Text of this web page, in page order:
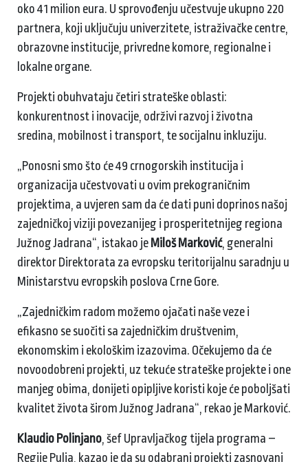
oko 41 milion eura. U sprovođenju učestvuje ukupno 220
partnera, koji uključuju univerzitete, istraživačke centre,
obrazovne institucije, privredne komore, regionalne i
lokalne organe.
Projekti obuhvataju četiri strateške oblasti:
konkurentnost i inovacije, održivi razvoj i životna
sredina, mobilnost i transport, te socijalnu inkluziju.
„Ponosni smo što će 49 crnogorskih institucija i
organizacija učestvovati u ovim prekograničnim
projektima, a uvjeren sam da će dati puni doprinos našoj
zajedničkoj viziji povezanijeg i prosperitetnijeg regiona
Južnog Jadrana“, istakao je Miloš Marković, generalni
direktor Direktorata za evropsku teritorijalnu saradnju u
Ministarstvu evropskih poslova Crne Gore.
„Zajedničkim radom možemo ojačati naše veze i
efikasno se suočiti sa zajedničkim društvenim,
ekonomskim i ekološkim izazovima. Očekujemo da će
novoodobreni projekti, uz tekuće strateške projekte i one
manjeg obima, donijeti opipljive koristi koje će poboljšati
kvalitet života širom Južnog Jadrana“, rekao je Marković.
Klaudio Polinjano , šef Upravljačkog tijela programa –
Regije Pulja, kazao je da su odabrani projekti zasnovani